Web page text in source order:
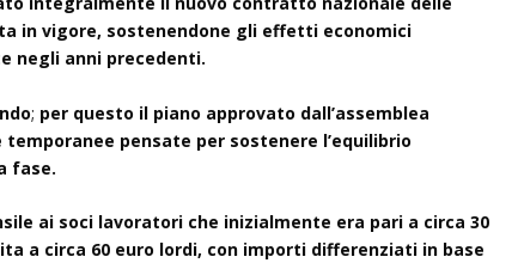
in vigore, sostenendone gli effetti economici
negli anni precedenti.
; per questo il piano approvato dall’assemblea
pensate per sostenere l’equilibrio
fase.
ai soci lavoratori che inizialmente era pari a circa 30
a circa 60 euro lordi, con importi differenziati in base